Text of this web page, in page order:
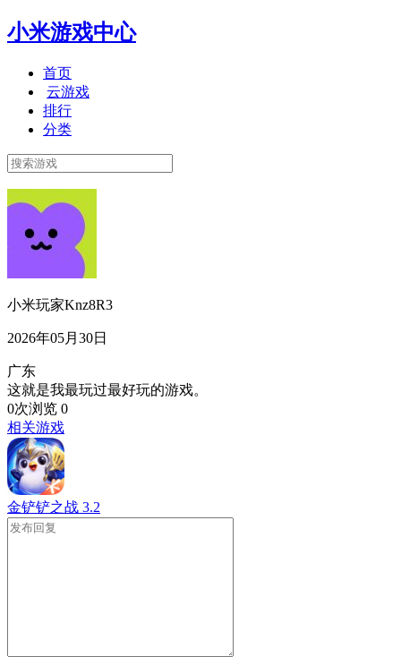
小米游戏中心
首页
云游戏
排行
分类
小米玩家Knz8R3
2026年05月30日
广东
这就是我最玩过最好玩的游戏。
0次浏览 0
相关游戏
金铲铲之战 3.2